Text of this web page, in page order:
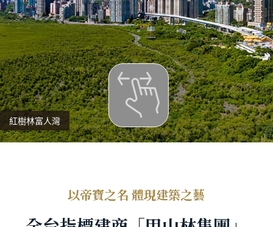
紅樹林富人灣
以帝寶之名 體現建築之藝